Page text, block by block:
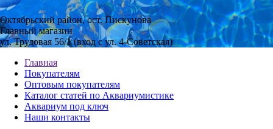
Октябрьский район, ост. Пискунова
Главный магазин
ул. Трудовая 56/1 (вход с ул. 4-Советская)
Главная
Покупателям
Оптовым покупателям
Каталог статей по Аквариумистике
Аквариум под ключ
Наши контакты